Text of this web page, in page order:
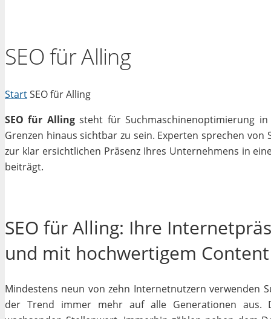
SEO für Alling
StartSEO für Alling
SEO für Allingsteht für Suchmaschinenoptimierung
Grenzen hinaus sichtbar zu sein. Experten sprechen von
zur klar ersichtlichen Präsenz Ihres Unternehmens in
beiträgt.
SEO für Alling: Ihre
und mit hochwertigem Content
Mindestens neun von zehn Internetnutzern verwenden
der Trend immer mehr auf alle Generationen aus.